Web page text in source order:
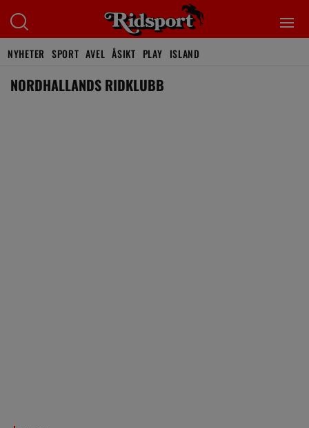
NYHETER SPORT AVEL ÅSIKT PLAY ISLAND
NORDHALLANDS RIDKLUBB